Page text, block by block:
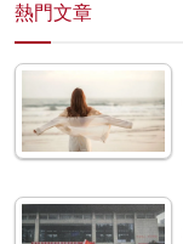
熱門文章